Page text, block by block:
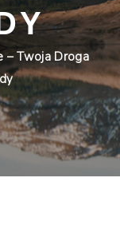
– Twoja Droga